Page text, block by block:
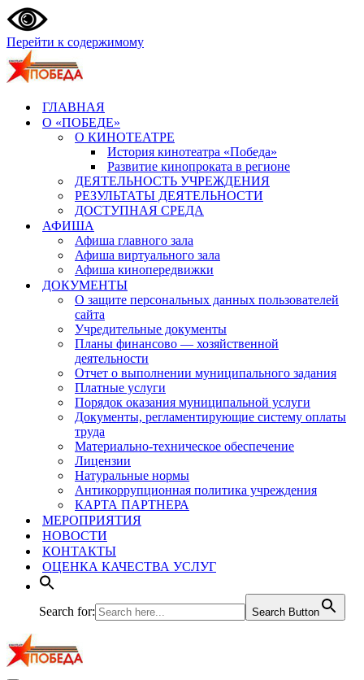
Перейти к содержимому
ГЛАВНАЯ
О «ПОБЕДЕ»
О КИНОТЕАТРЕ
История кинотеатра «Победа»
Развитие кинопроката в регионе
ДЕЯТЕЛЬНОСТЬ УЧРЕЖДЕНИЯ
РЕЗУЛЬТАТЫ ДЕЯТЕЛЬНОСТИ
ДОСТУПНАЯ СРЕДА
АФИША
Афиша главного зала
Афиша виртуального зала
Афиша кинопередвижки
ДОКУМЕНТЫ
О защите персональных данных пользователей
сайта
Учредительные документы
Планы финансово — хозяйственной
деятельности
Отчет о выполнении муниципального задания
Платные услуги
Порядок оказания муниципальной услуги
Документы, регламентирующие систему оплаты
труда
Материально-техническое обеспечение
Лицензии
Натуральные нормы
Антикоррупционная политика учреждения
КАРТА ПАРТНЕРА
МЕРОПРИЯТИЯ
НОВОСТИ
КОНТАКТЫ
ОЦЕНКА КАЧЕСТВА УСЛУГ
Search for: Search Button